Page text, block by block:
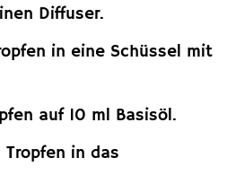
Diffuser.
in eine Schüssel mit
auf 10 ml Basisöl.
in das